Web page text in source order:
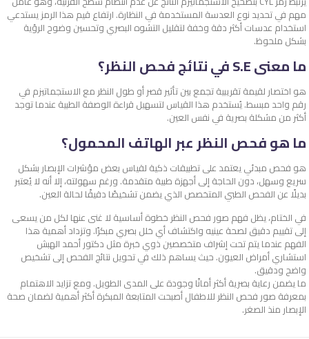
مهم في تحديد نوع العدسة المستخدمة في النظارة. ارتفاع قيم هذا الرمز يستدعي
استخدام عدسات أكثر دقة وخفة لتقليل التشوه البصري وتحسين وضوح الرؤية
بشكل ملحوظ.
ما معنى S.E في نتائج فحص النظر؟
هو اختصار لقيمة تقريبية تجمع بين تأثير قصر أو طول النظر مع الاستجماتيزم في
رقم واحد مبسط. يُستخدم هذا القياس لتسهيل قراءة الوصفة الطبية عندما توجد
أكثر من مشكلة بصرية في نفس العين.
ما هو فحص النظر عبر الهاتف المحمول؟
هو فحص مبدئي يعتمد على تطبيقات ذكية لقياس بعض مؤشرات الإبصار بشكل
سريع وسهل، دون الحاجة إلى أجهزة طبية متقدمة. ورغم سهولته، إلا أنه لا يُعتبر
بديلًا عن الفحص الطبي المتخصص الذي يضمن تشخيصًا دقيقًا لحالة العين.
في الختام، يظل فهم صور فحص النظر خطوة أساسية لا غنى عنها لكل من يسعى
إلى تقييم دقيق لصحة عينيه واكتشاف أي خلل بصري مبكرًا. وتزداد أهمية هذا
الفهم عندما يتم تحت إشراف متخصصين ذوي خبرة مثل دكتور أحمد الهبش
استشاري أمراض العيون. حيث يساهم ذلك في تحويل نتائج الفحص إلى تشخيص
واضح ودقيق.
ما يضمن رعاية بصرية أكثر أمانًا وجودة على المدى الطويل. ومع تزايد الاهتمام
بمعرفة صور فحص النظر للاطفال أصبحت المتابعة المبكرة أكثر أهمية لضمان صحة
الإبصار منذ الصغر.